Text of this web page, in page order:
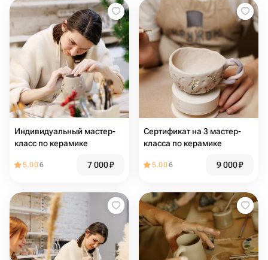
Индивидуальный мастер-
класс по керамике
5.006 7 000₽
Сертификат на 3 мастер-
класса по керамике
5.006 9 000₽